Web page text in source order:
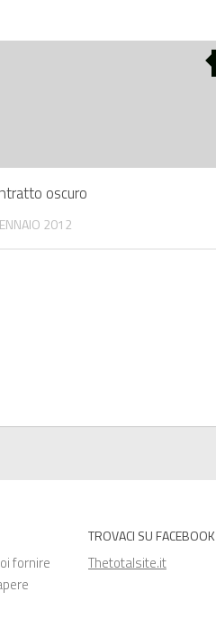
oscuro
2012
fornire
TROVACI SU FACEBOOK
Thetotalsite.it